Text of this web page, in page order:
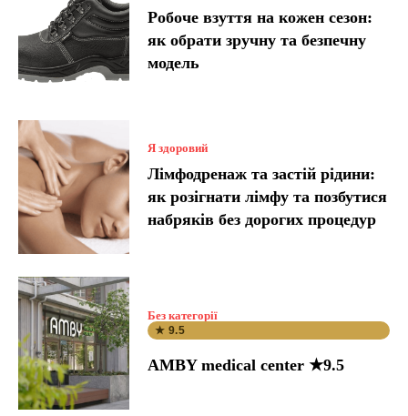
Робоче взуття на кожен сезон:
як обрати зручну та безпечну
модель
Я здоровий
Лімфодренаж та застій рідини:
як розігнати лімфу та позбутися
набряків без дорогих процедур
Без категорії
★ 9.5
AMBY medical center ★9.5